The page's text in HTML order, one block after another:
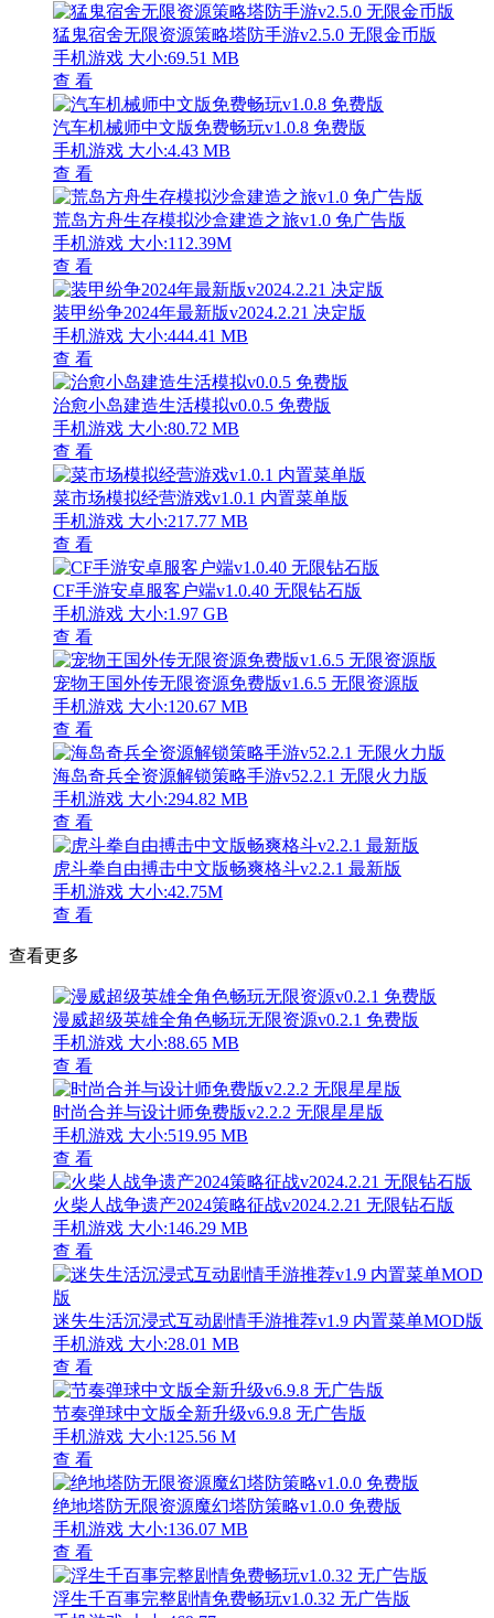
猛鬼宿舍无限资源策略塔防手游v2.5.0 无限金币版
手机游戏 大小:69.51 MB
查 看
汽车机械师中文版免费畅玩v1.0.8 免费版
手机游戏 大小:4.43 MB
查 看
荒岛方舟生存模拟沙盒建造之旅v1.0 免广告版
手机游戏 大小:112.39M
查 看
装甲纷争2024年最新版v2024.2.21 决定版
手机游戏 大小:444.41 MB
查 看
治愈小岛建造生活模拟v0.0.5 免费版
手机游戏 大小:80.72 MB
查 看
菜市场模拟经营游戏v1.0.1 内置菜单版
手机游戏 大小:217.77 MB
查 看
CF手游安卓服客户端v1.0.40 无限钻石版
手机游戏 大小:1.97 GB
查 看
宠物王国外传无限资源免费版v1.6.5 无限资源版
手机游戏 大小:120.67 MB
查 看
海岛奇兵全资源解锁策略手游v52.2.1 无限火力版
手机游戏 大小:294.82 MB
查 看
虎斗拳自由搏击中文版畅爽格斗v2.2.1 最新版
手机游戏 大小:42.75M
查 看
查看更多
漫威超级英雄全角色畅玩无限资源v0.2.1 免费版
手机游戏 大小:88.65 MB
查 看
时尚合并与设计师免费版v2.2.2 无限星星版
手机游戏 大小:519.95 MB
查 看
火柴人战争遗产2024策略征战v2024.2.21 无限钻石版
手机游戏 大小:146.29 MB
查 看
迷失生活沉浸式互动剧情手游推荐v1.9 内置菜单MOD版
手机游戏 大小:28.01 MB
查 看
节奏弹球中文版全新升级v6.9.8 无广告版
手机游戏 大小:125.56 M
查 看
绝地塔防无限资源魔幻塔防策略v1.0.0 免费版
手机游戏 大小:136.07 MB
查 看
浮生千百事完整剧情免费畅玩v1.0.32 无广告版